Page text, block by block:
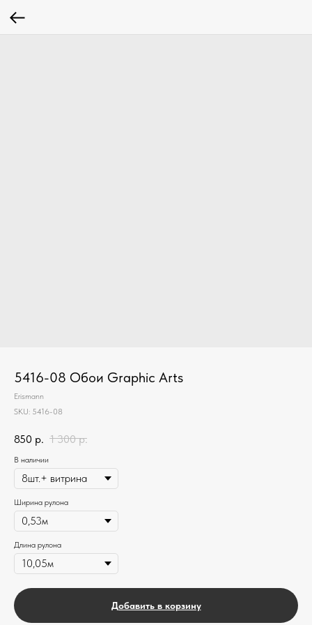
5416-08 Обои Graphic Arts
Erismann
SKU: 5416-08
850 р. 1 300 р.
В наличии
Ширина рулона
Длина рулона
Добавить в корзину